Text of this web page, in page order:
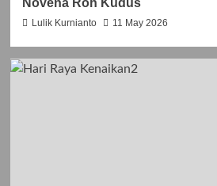
e
5
8
Novena Roh Kudus
Lulik Kurnianto 11 May 2026